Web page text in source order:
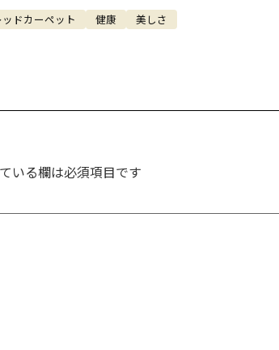
ッドカーペット 健康 美しさ
いる欄は必須項目です